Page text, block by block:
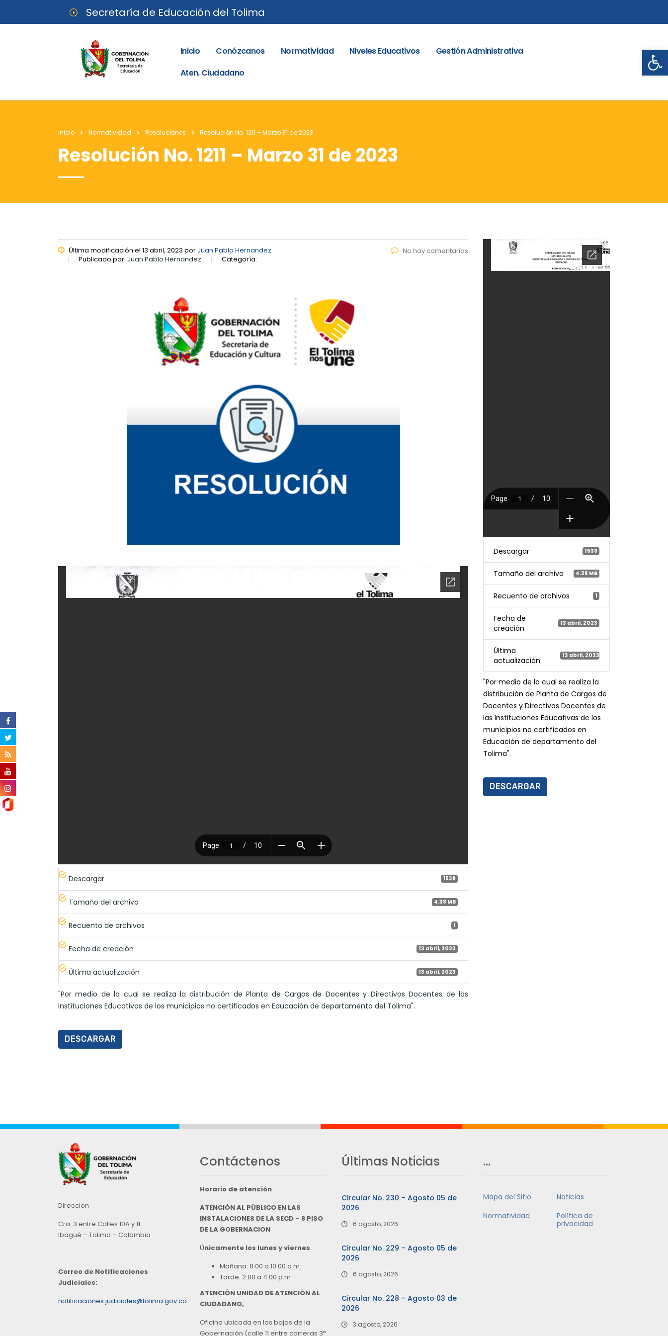
Secretaría de Educación del Tolima
Inicio Conózcanos Normatividad Niveles Educativos
Gestión Administrativa
Aten. Ciudadano
Inicio Normatividad Resoluciones Resolución No. 1211 – Marzo 31 de 2023
Resolución No. 1211 – Marzo 31 de 2023
Última modificación el 13 abril, 2023 por Juan Pablo Hernandez
Publicado por: Juan Pablo Hernandez Categoría:
No hay comentarios
Descargar 1538
Tamaño del archivo 4.38 MB
Recuento de archivos 1
Fecha de creación 13 abril, 2023
Última actualización 13 abril, 2023
"Por medio de la cual se realiza la distribución de Planta de Cargos de Docentes y Directivos Docentes de las
Instituciones Educativas de los municipios no certificados en Educación de departamento del Tolima".
DESCARGAR
Descargar 1538
Tamaño del archivo 4.38 MB
Recuento de archivos 1
Fecha de
creación
13 abril, 2023
Última
actualización
13 abril, 2023
"Por medio de la cual se realiza la
distribución de Planta de Cargos de
Docentes y Directivos Docentes de
las Instituciones Educativas de los
municipios no certificados en
Educación de departamento del
Tolima".
DESCARGAR
Direccion
Cra. 3 entre Calles 10A y 11
Ibagué – Tolima – Colombia
Correo de Notificaciones
Judiciales:
notificaciones.judiciales@tolima.gov.co
Contáctenos
Horario de atención
ATENCIÓN AL PÚBLICO EN LAS
INSTALACIONES DE LA SECD – 8 PISO
DE LA GOBERNACION
Únicamente los lunes y viernes
Mañana: 8:00 a 10:00 a.m.
Tarde: 2:00 a 4:00 p.m
ATENCIÓN UNIDAD DE ATENCIÓN AL
CIUDADANO,
Oficina ubicada en los bajos de la
Gobernación (calle 11 entre carreras 3ª
Últimas Noticias
Circular No. 230 – Agosto 05 de
2026
6 agosto, 2026
Circular No. 229 – Agosto 05 de
2026
6 agosto, 2026
Circular No. 228 – Agosto 03 de
2026
3 agosto, 2026
…
Mapa del Sitio
Noticias
Normatividad
Política de
privacidad